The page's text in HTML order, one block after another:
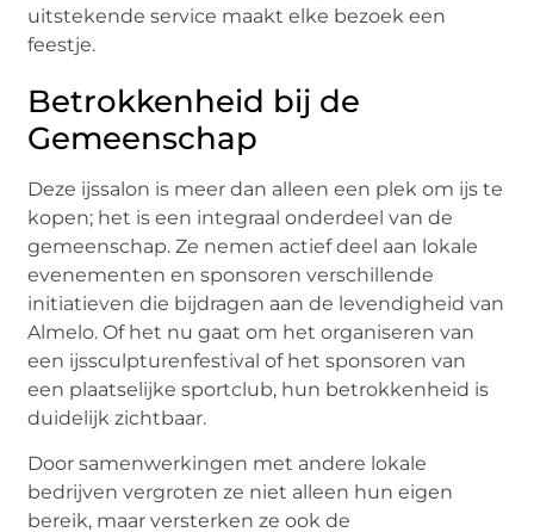
uitstekende service maakt elke bezoek een
feestje.
Betrokkenheid bij de
Gemeenschap
Deze ijssalon is meer dan alleen een plek om ijs te
kopen; het is een integraal onderdeel van de
gemeenschap. Ze nemen actief deel aan lokale
evenementen en sponsoren verschillende
initiatieven die bijdragen aan de levendigheid van
Almelo. Of het nu gaat om het organiseren van
een ijssculpturenfestival of het sponsoren van
een plaatselijke sportclub, hun betrokkenheid is
duidelijk zichtbaar.
Door samenwerkingen met andere lokale
bedrijven vergroten ze niet alleen hun eigen
bereik, maar versterken ze ook de